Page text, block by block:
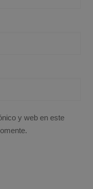
y web en este